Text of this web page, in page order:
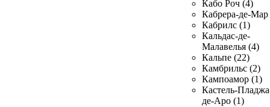
Кабо Роч (4)
Кабрера-де-Мар
Кабрилс (1)
Кальдас-де-
Малавелья (4)
Кальпе (22)
Камбрильс (2)
Кампоамор (1)
Кастель-
де-Аро (1)